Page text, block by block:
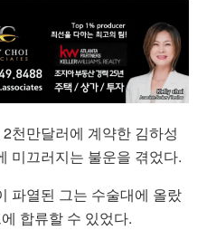
천만달러에 계약한 김하성
미끄러지는 불운을 겪었다.
파열된 그는 수술대에 올랐
합류할 수 있었다.